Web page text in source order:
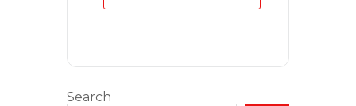
Search